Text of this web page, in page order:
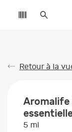
Retour à la
Aromalife
5 ml